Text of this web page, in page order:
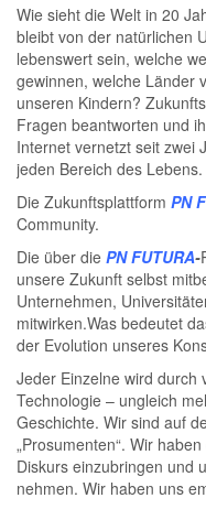
Wie sieht die Welt in 20
bleibt von der natürlichen
lebenswert sein, welche
gewinnen, welche Länder
unseren Kindern?
Fragen beantworten und
Internet vernetzt seit zwei
jeden Bereich des Lebens.
Die Zukunftsplattform PN
Community.
Die über die PN FUTURA-
unsere Zukunft selbst
Unternehmen,
mitwirken.Was bedeutet
der Evolution unseres
Jeder Einzelne wird durch
Technologie – ungleich
Geschichte. Wir sind auf
„Prosumenten“. Wir
Diskurs einzubringen und
nehmen. Wir haben uns